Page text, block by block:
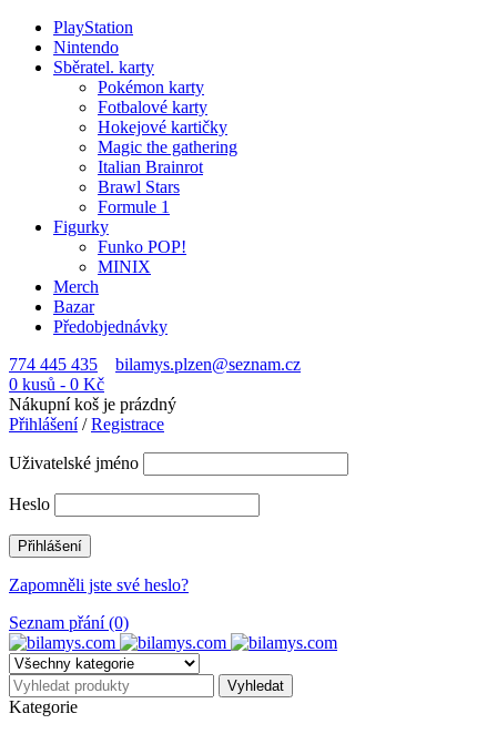
PlayStation
Nintendo
Sběratel. karty
Pokémon karty
Fotbalové karty
Hokejové kartičky
Magic the gathering
Italian Brainrot
Brawl Stars
Formule 1
Figurky
Funko POP!
MINIX
Merch
Bazar
Předobjednávky
774 445 435
bilamys.plzen@seznam.cz
0 kusů - 0 Kč
Nákupní koš je prázdný
Přihlášení/Registrace
Uživatelské jméno
Heslo
Zapomněli jste své heslo?
Seznam přání (0)
Kategorie